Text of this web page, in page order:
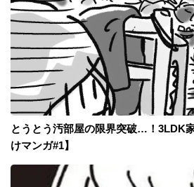
とうとう汚部屋の限界突破…！3LDK
けマンガ#1】